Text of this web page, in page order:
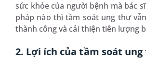
sức khỏe của người bệnh mà bác
pháp nào thì tầm soát ung thư
thành công và cải thiện tiên lượng
2. Lợi ích của tầm soát ung